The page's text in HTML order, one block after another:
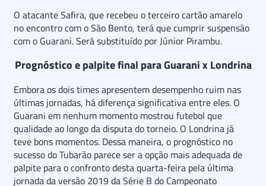
O atacante Safira, que recebeu o terceiro cartão amarelo
no encontro com o São Bento, terá que cumprir suspensão
com o Guarani. Será substituído por Júnior Pirambu.
Prognóstico e palpite final para Guarani x Londrina
Embora os dois times apresentem desempenho ruim nas
últimas jornadas, há diferença significativa entre eles. O
Guarani em nenhum momento mostrou futebol que
qualidade ao longo da disputa do torneio. O Londrina já
teve bons momentos. Dessa maneira, o prognóstico no
sucesso do Tubarão parece ser a opção mais adequada de
palpite para o confronto desta quarta-feira pela última
jornada da versão 2019 da Série B do Campeonato